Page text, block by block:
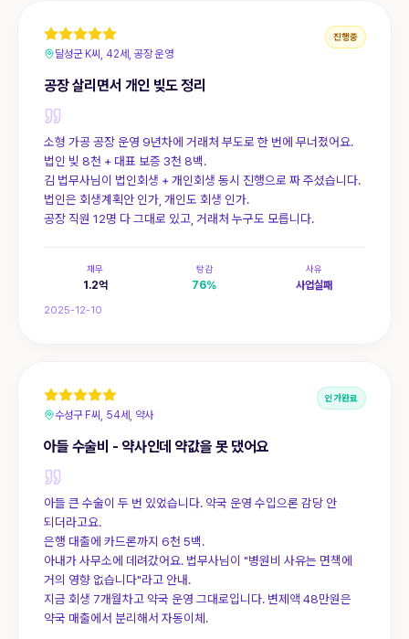
달성군 K씨, 42세, 공장 운영
진행중
공장 살리면서 개인 빚도 정리
소형 가공 공장 운영 9년차에 거래처 부도로 한 번에 무너졌어요.
법인 빚 8천 + 대표 보증 3천 8백.
김 법무사님이 법인회생 + 개인회생 동시 진행으로 짜 주셨습니다.
법인은 회생계획안 인가, 개인도 회생 인가.
공장 직원 12명 다 그대로 있고, 거래처 누구도 모릅니다.
채무
1.2억
탕감
76%
사유
사업실패
2025-12-10
수성구 F씨, 54세, 약사
인가완료
아들 수술비 - 약사인데 약값을 못 댔어요
아들 큰 수술이 두 번 있었습니다. 약국 운영 수입으론 감당 안
되더라고요.
은행 대출에 카드론까지 6천 5백.
아내가 사무소에 데려갔어요. 법무사님이 "병원비 사유는 면책에
거의 영향 없습니다"라고 안내.
지금 회생 7개월차고 약국 운영 그대로입니다. 변제액 48만원은
약국 매출에서 분리해서 자동이체.